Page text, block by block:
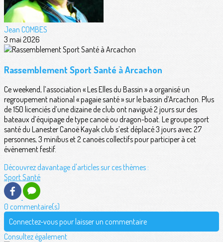
Jean COMBES
3 mai 2026
Rassemblement Sport Santé à Arcachon
Ce weekend, l’association « Les Elles du Bassin » a organisé un
regroupement national « pagaie santé » sur le bassin d’Arcachon. Plus
de 150 licenciés d’une dizaine de club ont navigué 2 jours sur des
bateaux d’équipage de type canoë ou dragon-boat. Le groupe sport
santé du Lanester Canoë Kayak club s’est déplacé 3 jours avec 27
personnes, 3 minibus et 2 canoës collectifs pour participer à cet
évènement festif.
Découvrez davantage d'articles sur ces thèmes :
Sport Santé
0 commentaire(s)
Connectez-vous pour laisser un commentaire
Consultez également